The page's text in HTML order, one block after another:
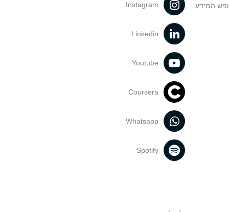
המידע
Instagram
Linkedin
Youtube
Coursera
Whatsapp
Spotify